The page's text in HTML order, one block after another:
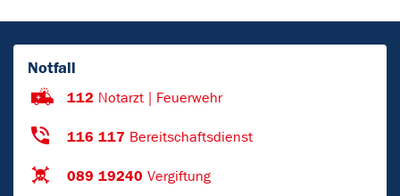
Notfall
112 Notarzt | Feuerwehr
116 117 Bereitschaftsdienst
089 19240 Vergiftung